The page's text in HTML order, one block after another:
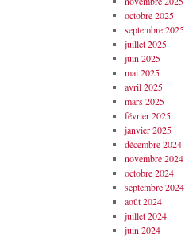
octobre 2025
septembre 2025
juillet 2025
juin 2025
mai 2025
avril 2025
mars 2025
février 2025
janvier 2025
décembre 2024
novembre 2024
octobre 2024
septembre 2024
août 2024
juillet 2024
juin 2024